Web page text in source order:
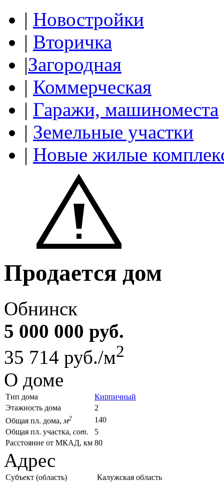
| Новостройки
| Вторичка
|Загородная
| Коммерческая
| Гаражи, машиноместа
| Земельные участки
| Новые жилые
Продается дом
Обнинск
5 000 000 руб.
35 714 руб./м2
О доме
Тип дома
Кирпичный
Этажность дома
2
Общая пл. дома, м2
140
Общая пл. участка, сот.
5
Расстояние от МКАД, км 80
Адрес
Субъект (область)
Калужская область